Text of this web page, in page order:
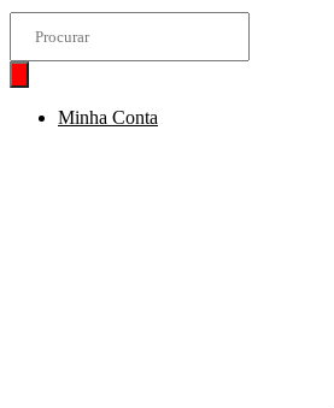
produtos
Minha Conta